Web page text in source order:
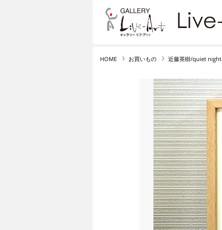
リブ・アート オンラ
HOME お買いもの 近藤英樹/quiet